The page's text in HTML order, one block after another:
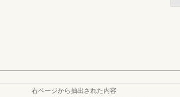
右ページから抽出された内容